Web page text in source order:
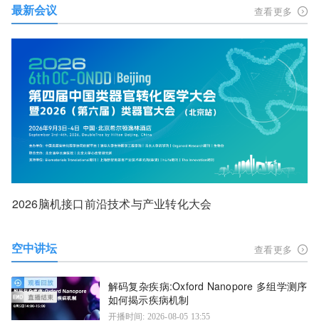
最新会议 查看更多
2026脑机接口前沿技术与产业转化大会
空中讲坛 查看更多
解码复杂疾病:Oxford Nanopore 多组学测序
如何揭示疾病机制
开播时间: 2026-08-05 13:55